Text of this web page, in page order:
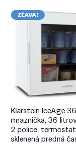
ZĽAVA!
Klarstein IceAge 36
mraznička, 36
2 police,
sklenená predná